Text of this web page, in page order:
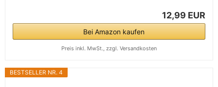
12,99 EUR
Bei Amazon kaufen
Preis inkl. MwSt., zzgl. Versandkosten
BESTSELLER NR. 4